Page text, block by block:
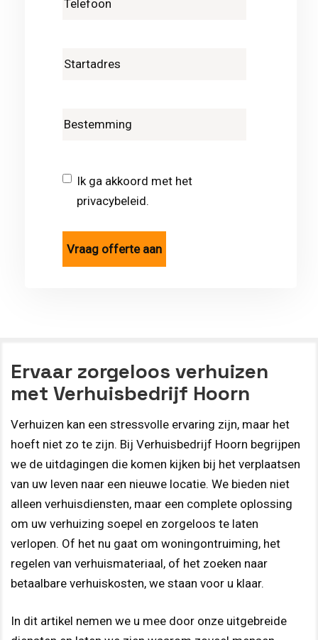
Ik ga akkoord met het
privacybeleid.
Ervaar zorgeloos verhuizen
met Verhuisbedrijf Hoorn
Verhuizen kan een stressvolle ervaring zijn, maar het
hoeft niet zo te zijn. Bij Verhuisbedrijf Hoorn begrijpen
we de uitdagingen die komen kijken bij het verplaatsen
van uw leven naar een nieuwe locatie. We bieden niet
alleen verhuisdiensten, maar een complete oplossing
om uw verhuizing soepel en zorgeloos te laten
verlopen. Of het nu gaat om woningontruiming, het
regelen van verhuismateriaal, of het zoeken naar
betaalbare verhuiskosten, we staan voor u klaar.
In dit artikel nemen we u mee door onze uitgebreide